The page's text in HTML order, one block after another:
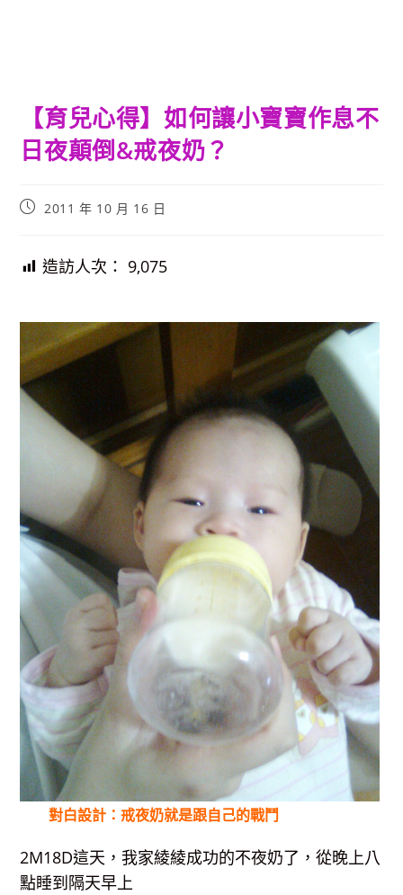
【育兒心得】如何讓小寶寶作息不
日夜顛倒&戒夜奶？
Post2011 年 10 月 16 日
造訪人次： 9,075
對白設計：戒夜奶就是跟自己的戰鬥
2M18D這天，我家綾綾成功的不夜奶了，從晚上八
點睡到隔天早上